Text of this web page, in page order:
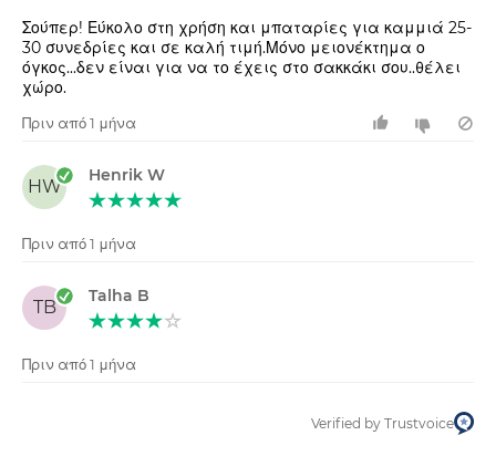
Σούπερ! Εύκολο στη χρήση και μπαταρίες για καμμιά 25-
30 συνεδρίες και σε καλή τιμή.Μόνο μειονέκτημα ο
όγκος...δεν είναι για να το έχεις στο σακκάκι σου..θέλει
χώρο.
Πριν από 1 μήνα
HW
Henrik W
Πριν από 1 μήνα
TB
Talha B
Πριν από 1 μήνα
Verified by Trustvoice